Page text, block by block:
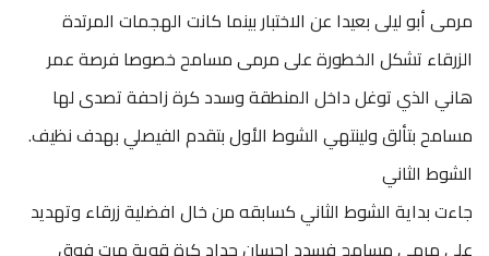
مرمى أبو ليلى بعيدا عن الاختبار بينما كانت الهجمات المرتدة
الزرقاء تشكل الخطورة على مرمى مسامح خصوصا فرصة عمر
هاني الذي توغل داخل المنطقة وسدد كرة زاحفة تصدى لها
مسامح بتألق ولينتهي الشوط الأول بتقدم الفيصلي بهدف نظيف.
الشوط الثاني
جاءت بداية الشوط الثاني كسابقه من خال افضلية زرقاء وتهديد
على مرمى مسامح فسدد إحسان حداد كرة قوية مرت فوق